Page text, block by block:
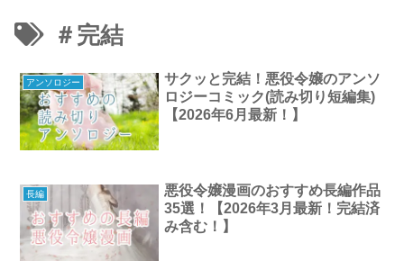
＃完結
アンソロジー
サクッと完結！悪役令嬢のアンソ
ロジーコミック(読み切り短編集)
【2026年6月最新！】
長編
悪役令嬢漫画のおすすめ長編作品
35選！【2026年3月最新！完結済
み含む！】